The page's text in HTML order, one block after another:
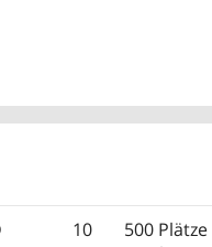
10
500 Plätze